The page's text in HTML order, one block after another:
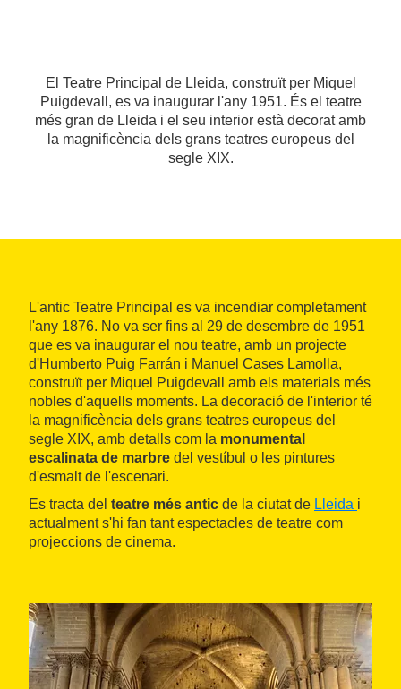
El Teatre Principal de Lleida, construït per Miquel
Puigdevall, es va inaugurar l'any 1951. És el teatre
més gran de Lleida i el seu interior està decorat amb
la magnificència dels grans teatres europeus del
segle XIX.
L'antic Teatre Principal es va incendiar completament
l'any 1876. No va ser fins al 29 de desembre de 1951
que es va inaugurar el nou teatre, amb un projecte
d'Humberto Puig Farrán i Manuel Cases Lamolla,
construït per Miquel Puigdevall amb els materials més
nobles d'aquells moments. La decoració de l'interior té
la magnificència dels grans teatres europeus del
segle XIX, amb detalls com la monumental
escalinata de marbre del vestíbul o les pintures
d'esmalt de l'escenari.
Es tracta del teatre més antic de la ciutat de Lleida i
actualment s'hi fan tant espectacles de teatre com
projeccions de cinema.